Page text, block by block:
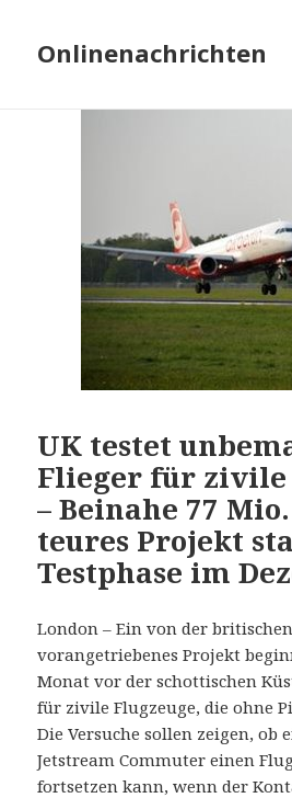
Onlinenachrichten
UK testet
Flieger für
– Beinahe 77
teures Projekt
Testphase im
London – Ein von der
vorangetriebenes Projekt
Monat vor der schottischen
für zivile Flugzeuge, die ohne
Die Versuche sollen zeigen, ob
Jetstream Commuter einen
fortsetzen kann, wenn der